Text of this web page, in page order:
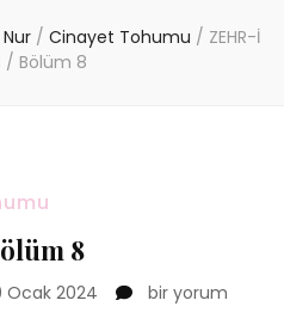
/ Cinayet Tohumu / ZEHR-İ
/ Bölüm 8
8
Ocak 2024
ZEHR-
bir yorum